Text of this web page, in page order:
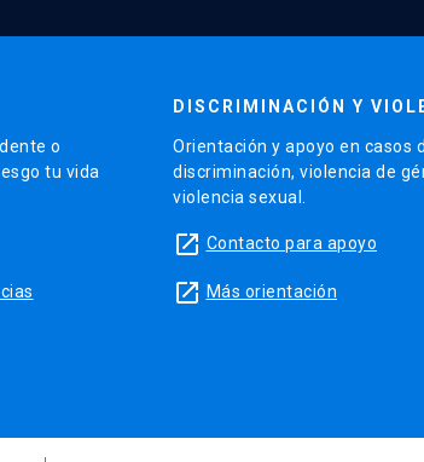
o
tu vida
DISCRIMINACIÓN Y
Orientación y apoyo en casos
discriminación, violencia de
violencia sexual.
launch Contacto para apoyo
launch Más orientación